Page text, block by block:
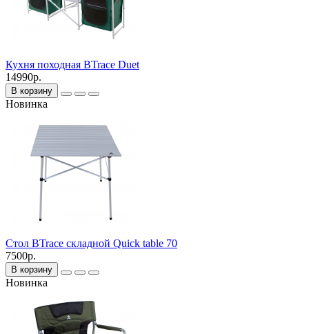
Кухня походная BTrace Duet
14990р.
В корзину
Новинка
Стол BTrace складной Quick table 70
7500р.
В корзину
Новинка